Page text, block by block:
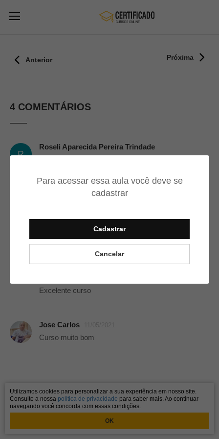
Para acessar essa aula você deve se
cadastrar
Cadastrar
Cancelar
Anterior Próxima
4 COMENTÁRIOS
R
Roseli Aparecida Pereira Trindade
04/07/2021
William Da Costa Roner Junior
Excelente curso
Jose Carlos
Curso muito bom
Utilizamos cookies para personalizar a sua experiência em nosso site.
Consulte a nossa política de privacidade para saber mais. Ao continuar
navegando você concorda com essas condições.
OK